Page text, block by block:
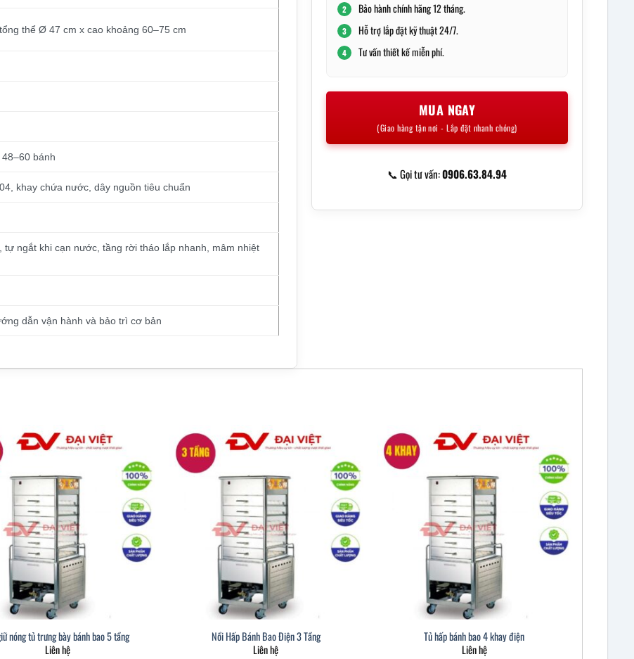
thể Ø 47 cm x cao khoảng 60–75 cm
bánh
khay chứa nước, dây nguồn tiêu chuẩn
ngắt khi cạn nước, tầng rời tháo lắp nhanh, mâm nhiệt
dẫn vận hành và bảo trì cơ bản
2 Bảo hành chính hãng 12 tháng.
3 Hỗ trợ lắp đặt kỹ thuật 24/7.
4 Tư vấn thiết kế miễn phí.
MUA NGAY
(Giao hàng tận nơi - Lắp đặt nhanh chóng)
📞 Gọi tư vấn:0906.63.84.94
nóng tủ trưng bày bánh bao 5 tầng
Liên hệ
Nồi Hấp Bánh Bao Điện 3 Tầng
Liên hệ
Tủ hấp bánh bao 4 khay điện
Liên hệ